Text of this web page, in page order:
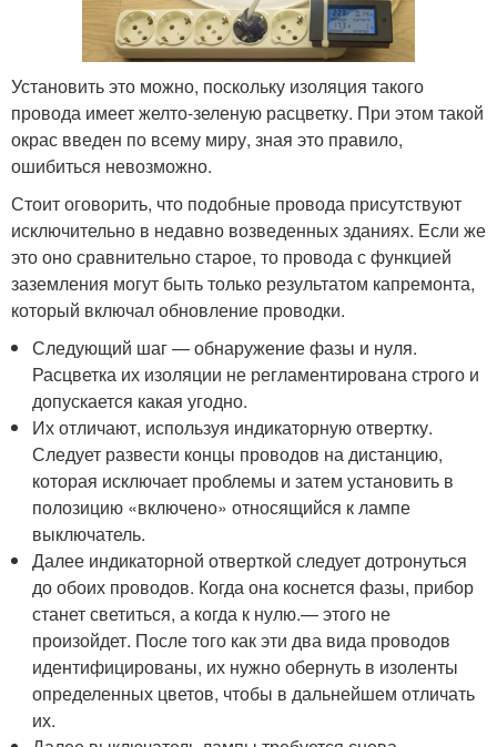
Установить это можно, поскольку изоляция такого
провода имеет желто-зеленую расцветку. При этом такой
окрас введен по всему миру, зная это правило,
ошибиться невозможно.
Стоит оговорить, что подобные провода присутствуют
исключительно в недавно возведенных зданиях. Если же
это оно сравнительно старое, то провода с функцией
заземления могут быть только результатом капремонта,
который включал обновление проводки.
Следующий шаг — обнаружение фазы и нуля.
Расцветка их изоляции не регламентирована строго и
допускается какая угодно.
Их отличают, используя индикаторную отвертку.
Следует развести концы проводов на дистанцию,
которая исключает проблемы и затем установить в
полозицию «включено» относящийся к лампе
выключатель.
Далее индикаторной отверткой следует дотронуться
до обоих проводов. Когда она коснется фазы, прибор
станет светиться, а когда к нулю.— этого не
произойдет. После того как эти два вида проводов
идентифицированы, их нужно обернуть в изоленты
определенных цветов, чтобы в дальнейшем отличать
их.